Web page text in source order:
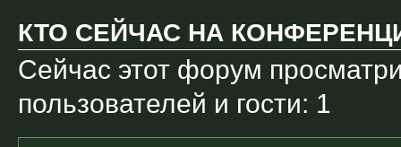
КТО СЕЙЧАС НА
Сейчас этот форум
пользователей и гости: 1